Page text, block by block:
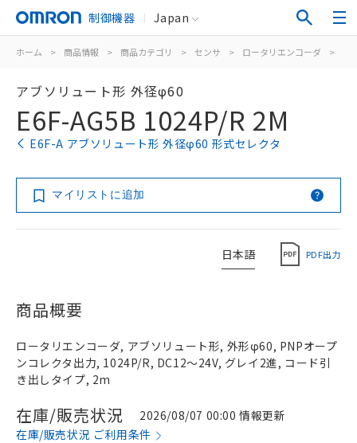
制御機器 Japan
ホーム > 商品情報 > 商品カテゴリ > センサ > ロータリエンコーダ >
アブソリュート形 外径φ60
E6F-AG5B 1024P/R 2M
E6F-A アブソリュート形 外径φ60 形式セレクタ
マイリストに追加
日本語 PDF出力
商品概要
ロータリエンコーダ, アブソリュート形, 外形φ60, PNPオープ
ンコレクタ出力, 1024P/R, DC12～24V, グレイ2進, コード引
き出しタイプ, 2m
在庫/販売状況
2026/08/07 00:00 情報更新
在庫/販売状況 ご利用条件